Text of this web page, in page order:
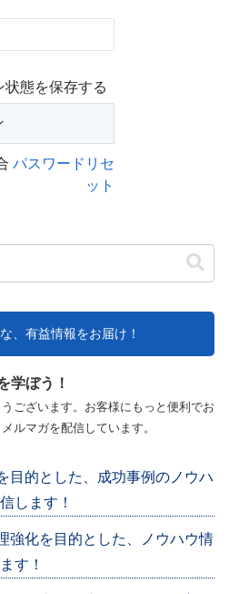
状態を保存する
パスワードリセ
ット
、有益情報をお届け！
学ぼう！
ございます。お客様にもっと便利でお
ルマガを配信しています。
目的とした、成功事例のノウハ
します！
強化を目的とした、ノウハウ情
す！